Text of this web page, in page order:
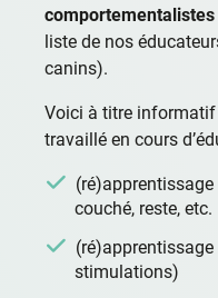
liste de nos
canins).
Voici à titre informatif
travaillé en cours
couché, reste, etc.
stimulations)